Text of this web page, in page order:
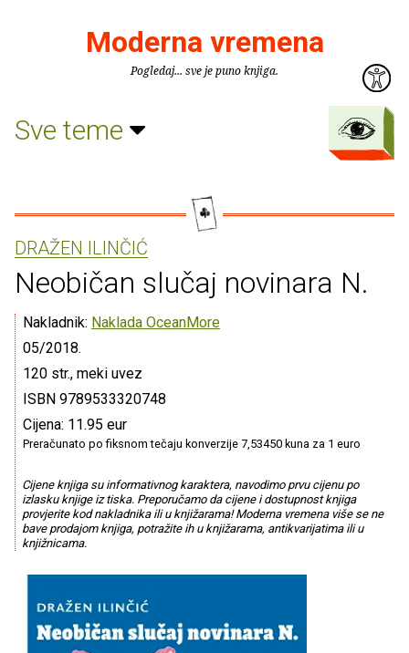
Moderna vremena
Pogledaj... sve je puno knjiga.
Sve teme
DRAŽEN ILINČIĆ
Neobičan slučaj novinara N.
Nakladnik: Naklada OceanMore
05/2018.
120 str., meki uvez
ISBN 9789533320748
Cijena: 11.95 eur
Preračunato po fiksnom tečaju konverzije 7,53450 kuna za 1 euro
Cijene knjiga su informativnog karaktera, navodimo prvu cijenu po
izlasku knjige iz tiska. Preporučamo da cijene i dostupnost knjiga
provjerite kod nakladnika ili u knjižarama! Moderna vremena više se ne
bave prodajom knjiga, potražite ih u knjižarama, antikvarijatima ili u
knjižnicama.